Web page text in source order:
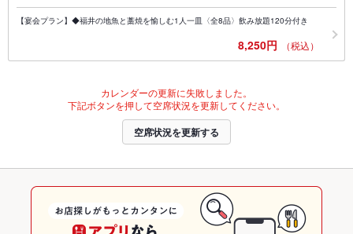
【宴会プラン】◆福井の地魚と藁焼を愉しむ1人一皿〈全8品〉飲み放題120分付き
8,250円 （税込）
カレンダーの更新に失敗しました。
下記ボタンを押して空席状況を更新してください。
空席状況を更新する